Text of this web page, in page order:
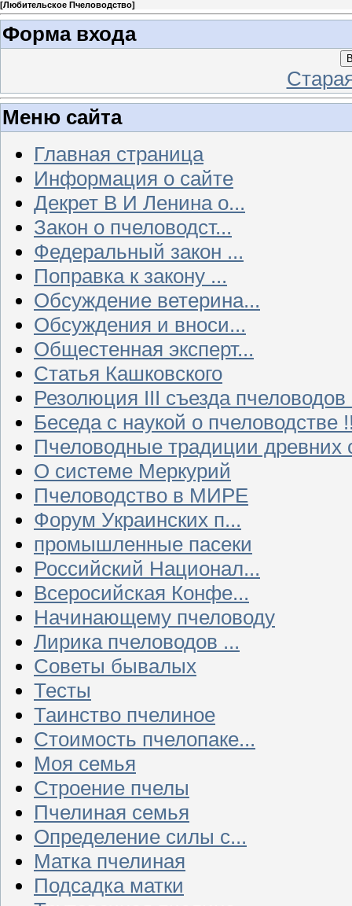
[Любительское Пчеловодство]
Форма входа
Меню сайта
Главная страница
Информация о сайте
Декрет В И Ленина о...
Закон о пчеловодст...
Федеральный закон ...
Поправка к закону ...
Обсуждение ветерина...
Обсуждения и вноси...
Общестенная эксперт...
Статья Кашковского
Резолюция III съезда
Беседа с наукой о пчеловодстве
Пчеловодные традиции древних
О системе Меркурий
Пчеловодство в МИРЕ
Форум Украинских п...
промышленные пасеки
Российский Национал...
Всеросийская Конфе...
Начинающему пчеловоду
Лирика пчеловодов ...
Советы бывалых
Тесты
Таинство пчелиное
Стоимость пчелопаке...
Моя семья
Строение пчелы
Пчелиная семья
Определение силы с...
Матка пчелиная
Подсадка матки